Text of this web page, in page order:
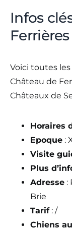
Infos
Ferrières
Voici toutes
Château de
Châteaux de
Horaires
Epoque :
Visite
Plus
Adresse :
Brie
Tarif: /
Chiens